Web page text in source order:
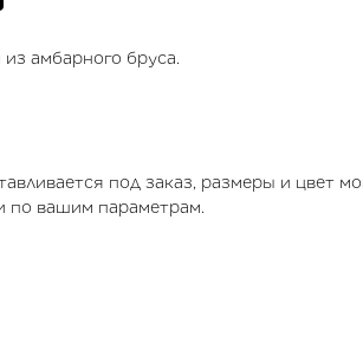
амбарного бруса.
под заказ, размеры и цвет
по вашим параметрам.